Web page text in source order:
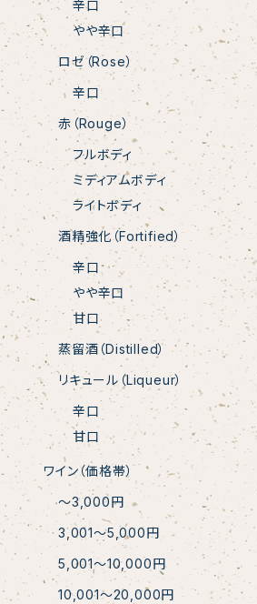
辛口
やや辛口
ロゼ（Rose）
辛口
赤（Rouge）
フルボディ
ミディアムボディ
ライトボディ
酒精強化（Fortified）
辛口
やや辛口
甘口
蒸留酒（Distilled）
リキュール（Liqueur）
辛口
甘口
ワイン（価格帯）
〜3,000円
3,001〜5,000円
5,001〜10,000円
10,001〜20,000円